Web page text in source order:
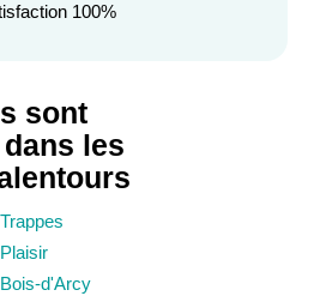
100%
sont
les
d'Arcy